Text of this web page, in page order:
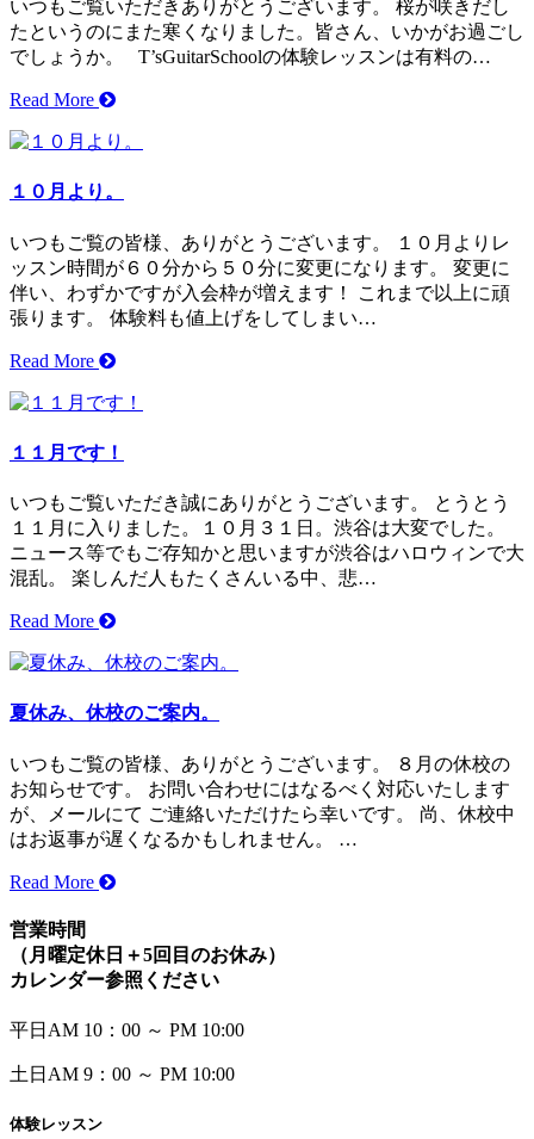
いつもご覧いただきありがとうございます。 桜が咲きだし
たというのにまた寒くなりました。皆さん、いかがお過ごし
でしょうか。 T’sGuitarSchoolの体験レッスンは有料の…
Read More
１０月より。
いつもご覧の皆様、ありがとうございます。 １０月よりレ
ッスン時間が６０分から５０分に変更になります。 変更に
伴い、わずかですが入会枠が増えます！ これまで以上に頑
張ります。 体験料も値上げをしてしまい…
Read More
１１月です！
いつもご覧いただき誠にありがとうございます。 とうとう
１１月に入りました。１０月３１日。渋谷は大変でした。
ニュース等でもご存知かと思いますが渋谷はハロウィンで大
混乱。 楽しんだ人もたくさんいる中、悲…
Read More
夏休み、休校のご案内。
いつもご覧の皆様、ありがとうございます。 ８月の休校の
お知らせです。 お問い合わせにはなるべく対応いたします
が、メールにて ご連絡いただけたら幸いです。 尚、休校中
はお返事が遅くなるかもしれません。 …
Read More
営業時間
（月曜定休日＋5回目のお休み）
カレンダー参照ください
平日 AM 10：00 ～ PM 10:00
土日 AM 9：00 ～ PM 10:00
体験レッスン